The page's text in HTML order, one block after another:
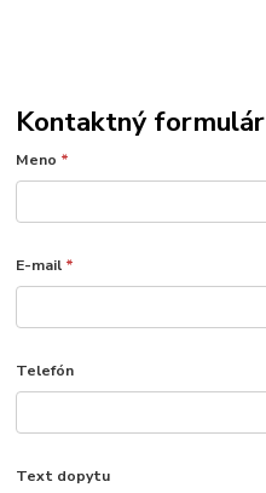
Kontaktný formulár
Meno *
E-mail *
Telefón
Text dopytu